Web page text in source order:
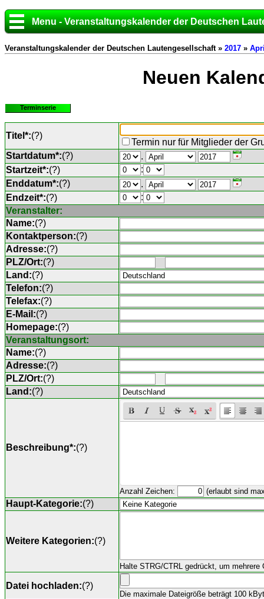
Menu - Veranstaltungskalender der Deutschen
Veranstaltungskalender der Deutschen Lautengesellschaft » 2017 »
Neuen
Terminserie
Titel*:(?)
Termin nur für Mitglieder der
Startdatum*:(?)
.
Startzeit*:(?)
:
Enddatum*:(?)
.
Endzeit*:(?)
:
Veranstalter:
Name:(?)
Kontaktperson:(?)
Adresse:(?)
PLZ/Ort:(?)
Land:(?)
Telefon:(?)
Telefax:(?)
E-Mail:(?)
Homepage:(?)
Veranstaltungsort:
Name:(?)
Adresse:(?)
PLZ/Ort:(?)
Land:(?)
Beschreibung*:(?)
Anzahl Zeichen: (erlaubt sind
Haupt-Kategorie:(?)
Weitere Kategorien:(?)
Halte STRG/CTRL gedrückt, um mehrere
Datei hochladen:(?)
Die maximale Dateigröße beträgt 100